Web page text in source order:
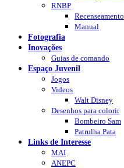
RNBP
Recenseamento
Manual
Fotografia
Inovações
Guias de comando
Espaço Juvenil
Jogos
Videos
Walt Disney
Desenhos para colorir
Bombeiro Sam
Patrulha Pata
Links de Interesse
MAI
ANEPC